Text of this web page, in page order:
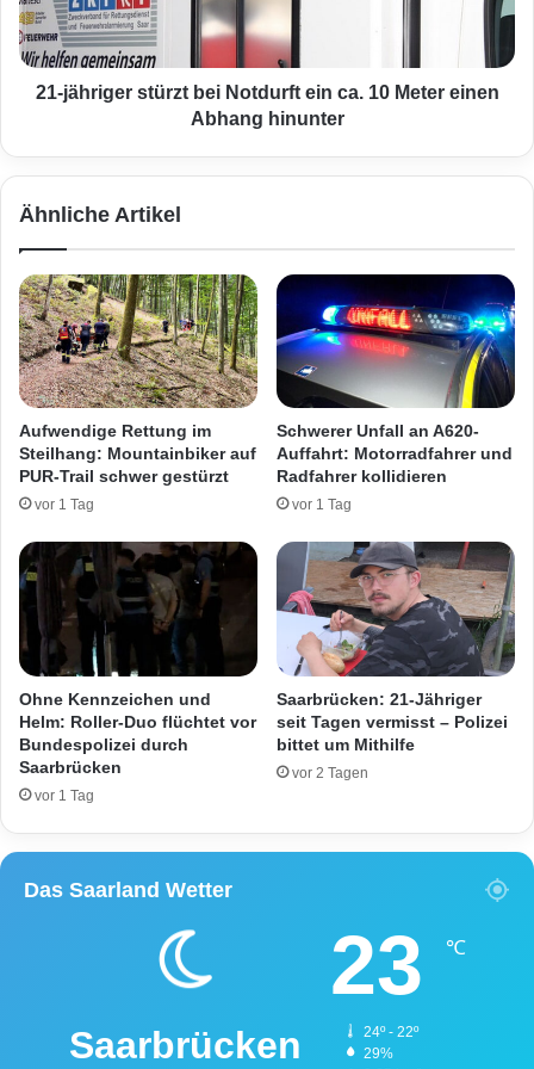
m
i
t
u
i
n
S
a
a
w
e
l
n
g
e
n
r
i
g
r
b
e
i
N
o
d
u
e
i
n
c
a
.
1
0
M
e
21-jähriger stürzt bei Notdurft ein ca. 10 Meter einen
Abhang hinunter
Ähnliche Artikel
Aufwendige Rettung im
Steilhang: Mountainbiker auf
PUR-Trail schwer gestürzt
vor 1 Tag
Schwerer Unfall an A620-
Auffahrt: Motorradfahrer und
Radfahrer kollidieren
vor 1 Tag
Ohne Kennzeichen und
Helm: Roller-Duo flüchtet vor
Bundespolizei durch
Saarbrücken
vor 1 Tag
Saarbrücken: 21-Jähriger
seit Tagen vermisst – Polizei
bittet um Mithilfe
vor 2 Tagen
Das Saarland Wetter
Saarbrücken
23 ℃
24º - 22º
29%